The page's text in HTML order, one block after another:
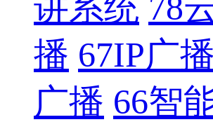
播 67IP广播
广播 66智